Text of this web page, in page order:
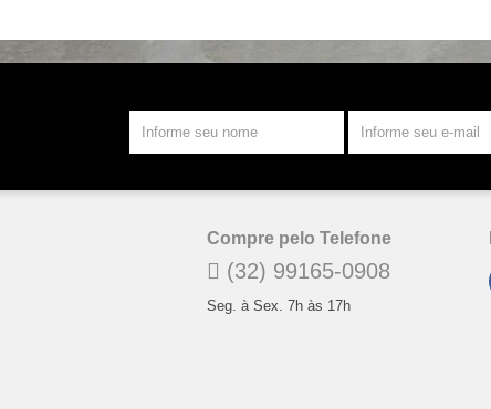
Compre pelo Telefone
(32) 99165-0908
Seg. à Sex. 7h às 17h